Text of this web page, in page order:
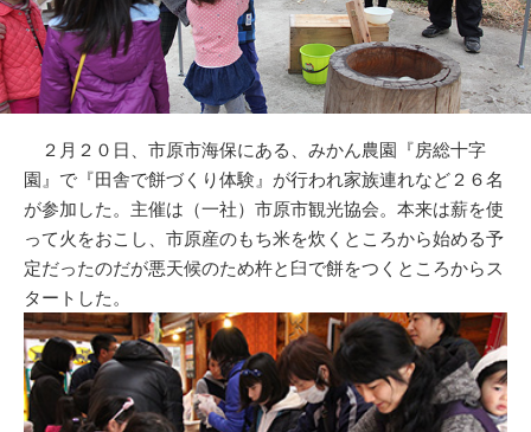
２月２０日、市原市海保にある、みかん農園『房総十字
園』で『田舎で餅づくり体験』が行われ家族連れなど２６名
が参加した。主催は（一社）市原市観光協会。本来は薪を使
って火をおこし、市原産のもち米を炊くところから始める予
定だったのだが悪天候のため杵と臼で餅をつくところからス
タートした。